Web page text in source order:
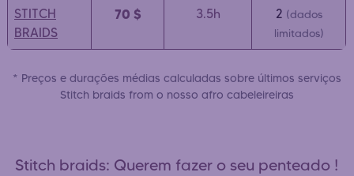
STITCH
BRAIDS
70 $ 3.5h 2 (dados
limitados)
* Preços e durações médias calculadas sobre últimos serviços
Stitch braids from o nosso afro cabeleireiras
Stitch braids: Querem fazer o seu penteado !